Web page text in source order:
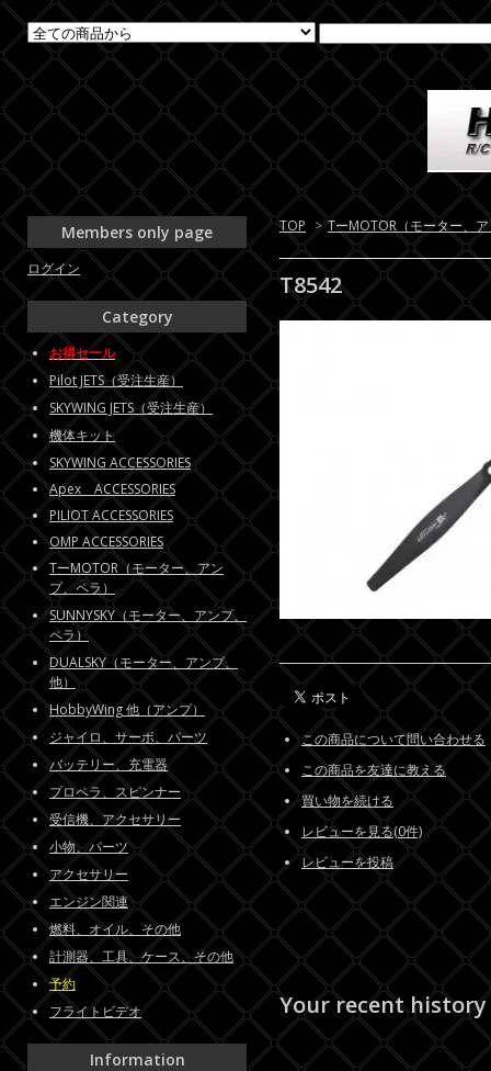
TOP > TーMOTOR（モーター、
T8542
この商品について問い合わせる
この商品を友達に教える
買い物を続ける
レビューを見る(0件)
レビューを投稿
Your recent history
Members only page
ログイン
Category
お得セール
Pilot JETS（受注生産）
SKYWING JETS（受注生産）
機体キット
SKYWING ACCESSORIES
Apex ACCESSORIES
PILIOT ACCESSORIES
OMP ACCESSORIES
TーMOTOR（モーター、アン
プ、ペラ）
SUNNYSKY（モーター、アンプ、
ペラ）
DUALSKY（モーター、アンプ、
他）
HobbyWing 他（アンプ）
ジャイロ、サーボ、パーツ
バッテリー、充電器
プロペラ、スピンナー
受信機、アクセサリー
小物、パーツ
アクセサリー
エンジン関連
燃料、オイル、その他
計測器、工具、ケース、その他
予約
フライトビデオ
Information